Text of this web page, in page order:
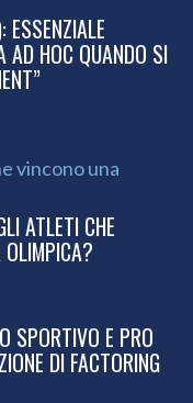
AD HOC QUANDO SI
ATLETI CHE
OLIMPICA?
SPORTIVO E PRO
DI FACTORING